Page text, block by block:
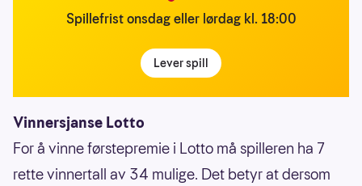
Spillefrist onsdag eller lørdag kl. 18:00
Lever spill
Vinnersjanse Lotto
For å vinne førstepremie i Lotto må spilleren ha 7
rette vinnertall av 34 mulige. Det betyr at dersom